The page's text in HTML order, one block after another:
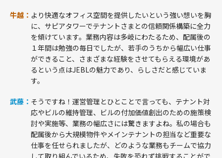
牛越： より快適なオフィス空間を提供したいという強い想いを胸
に、サピアタワーでテナントさまとの信頼関係構築に全力
を傾けています。業務内容は多岐にわたるため、配属後の
１年間は勉強の毎日でしたが、若手のうちから幅広い仕事
ができること、さまざまな経験をさせてもらえる環境があ
るという点はJEBLの魅力であり、らしさだと感じていま
す。
武藤： そうですね！運営管理とひとことで言っても、テナント対
応やビルの維持管理、ビルの付加価値創出のための施策検
討や実施等、業務の幅広さには驚きますよね。私の場合も
配属後から大規模物件やメインテナントの担当など重要な
仕事を任せられましたが、どのような業務もチームで協力